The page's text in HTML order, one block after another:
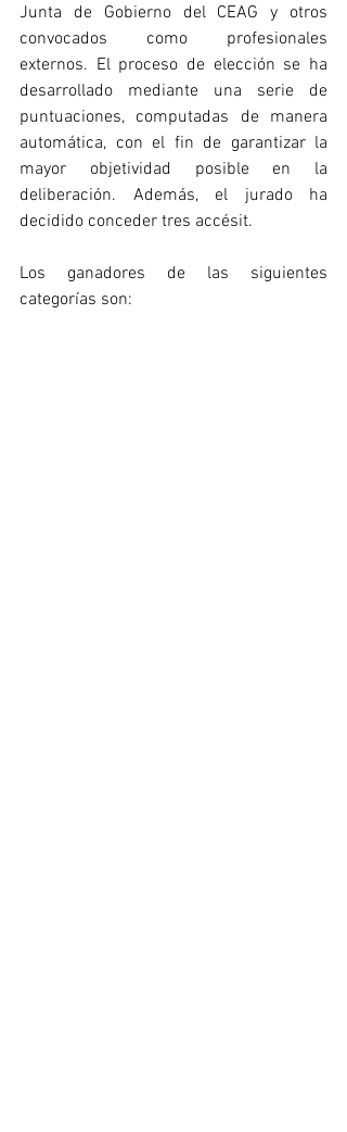
Junta de Gobierno del CEAG y otros
convocados como profesionales
externos. El proceso de elección se ha
desarrollado mediante una serie de
puntuaciones, computadas de manera
automática, con el fin de garantizar la
mayor objetividad posible en la
deliberación. Además, el jurado ha
decidido conceder tres accésit.
Los ganadores de las siguientes
categorías son: